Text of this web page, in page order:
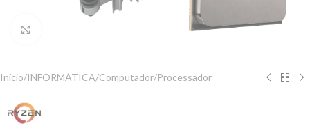
Início/INFORMÁTICA/Computador/Processador